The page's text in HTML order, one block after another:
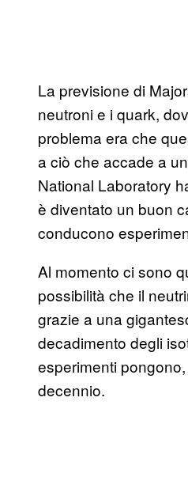
La previsione di
neutroni e i quark,
problema era che
a ciò che accade a
National Laboratory
è diventato un buon
conducono
Al momento ci sono
possibilità che il
grazie a una
decadimento degli
esperimenti
decennio.